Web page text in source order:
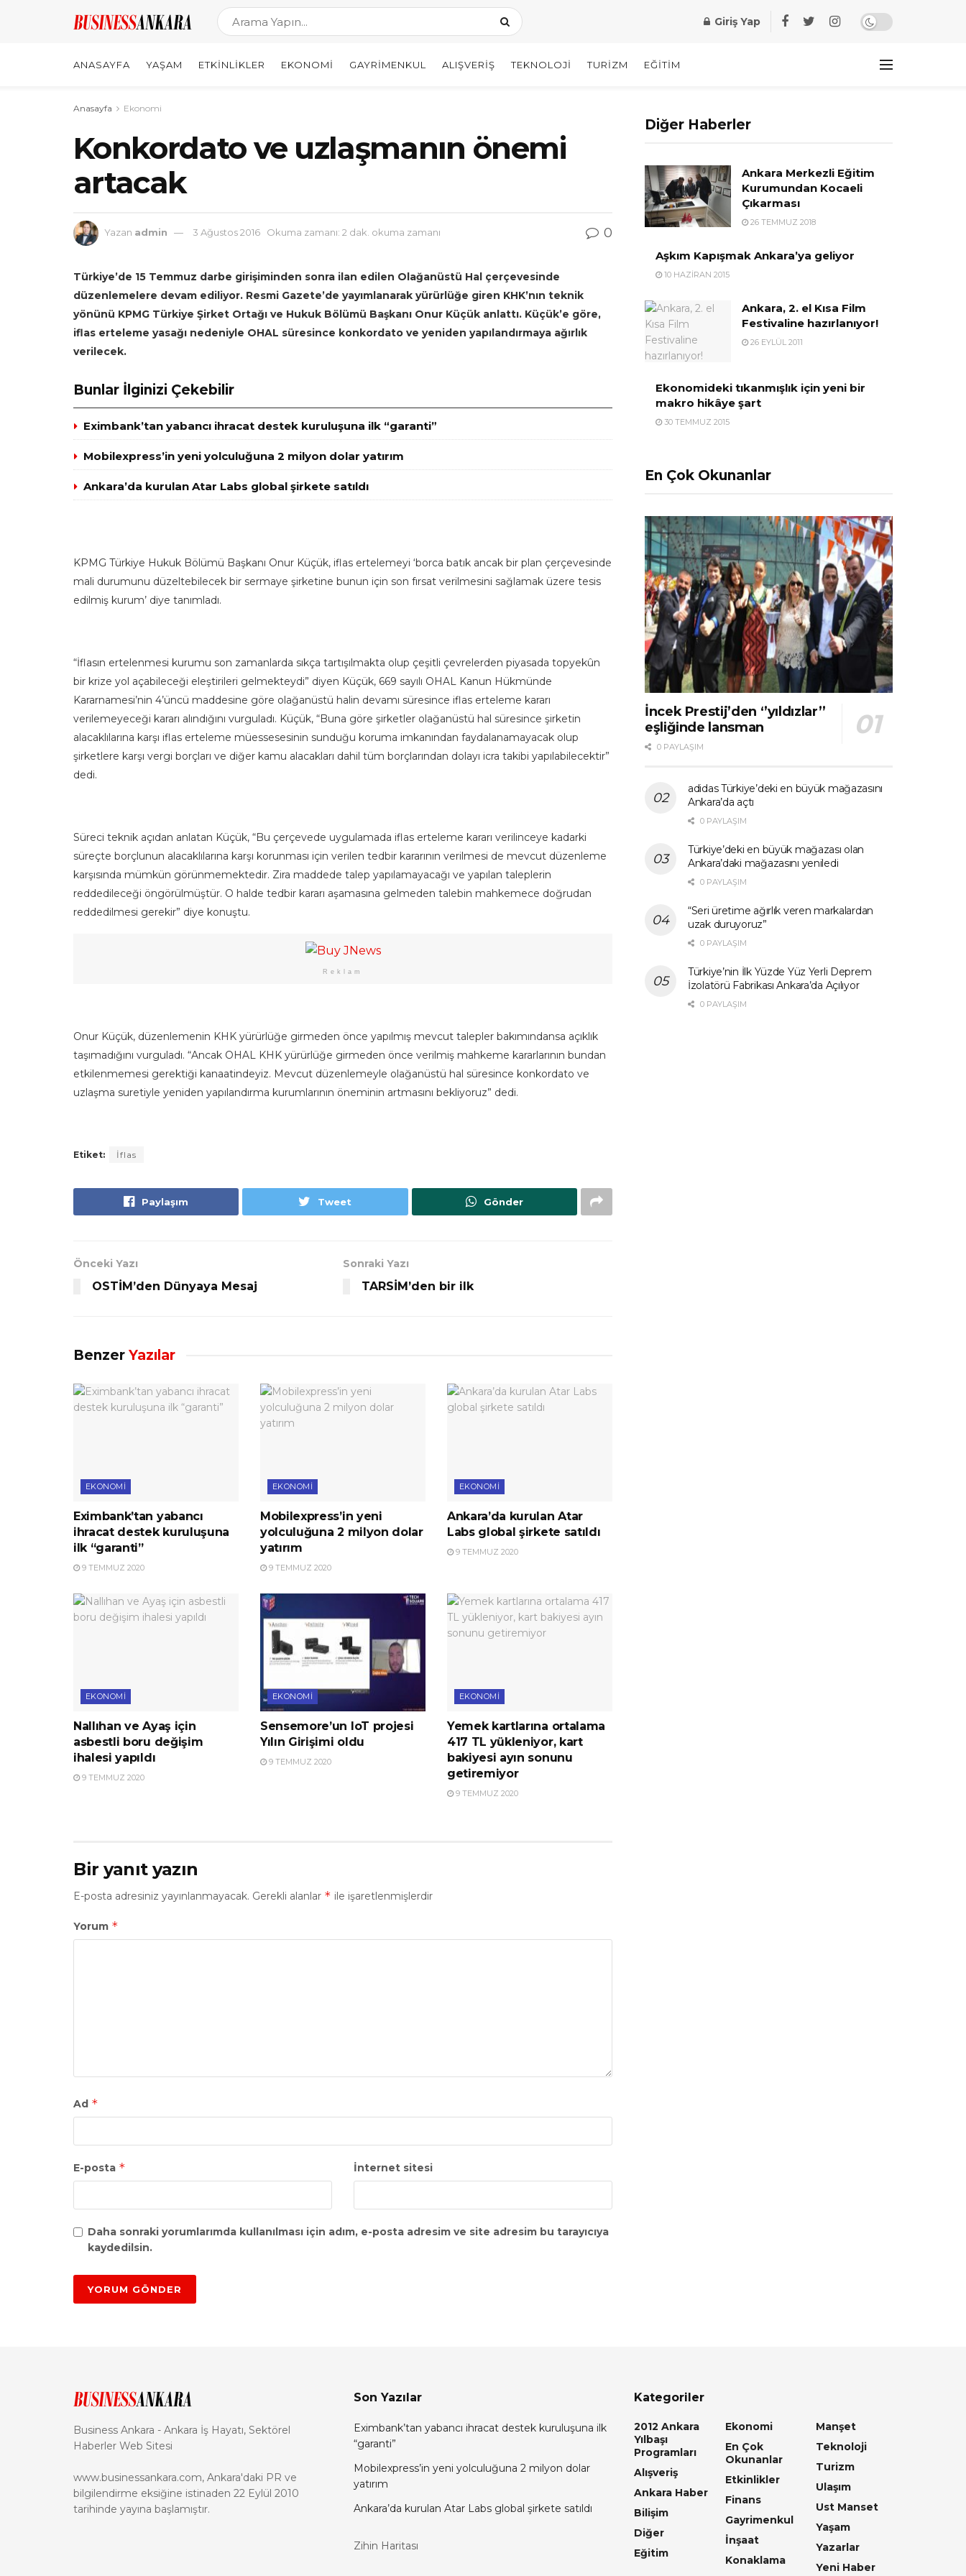
Giriş Yap
ANASAYFA YAŞAM ETKINLIKLER EKONOMI GAYRIMENKUL ALIŞVERIŞ TEKNOLOJI TURIZM EĞITIM
Anasayfa Ekonomi
Konkordato ve uzlaşmanın önemi
artacak
Yazan admin 3 Ağustos 2016 Okuma zamanı: 2 dak. okuma zamanı 0
Türkiye’de 15 Temmuz darbe girişiminden sonra ilan edilen Olağanüstü Hal çerçevesinde
düzenlemelere devam ediliyor. Resmi Gazete’de yayımlanarak yürürlüğe giren KHK’nın teknik
yönünü KPMG Türkiye Şirket Ortağı ve Hukuk Bölümü Başkanı Onur Küçük anlattı. Küçük’e göre,
iflas erteleme yasağı nedeniyle OHAL süresince konkordato ve yeniden yapılandırmaya ağırlık
verilecek.
Bunlar İlginizi Çekebilir
Eximbank’tan yabancı ihracat destek kuruluşuna ilk “garanti”
Mobilexpress’in yeni yolculuğuna 2 milyon dolar yatırım
Ankara’da kurulan Atar Labs global şirkete satıldı
KPMG Türkiye Hukuk Bölümü Başkanı Onur Küçük, iflas ertelemeyi ‘borca batık ancak bir plan çerçevesinde
mali durumunu düzeltebilecek bir sermaye şirketine bunun için son fırsat verilmesini sağlamak üzere tesis
edilmiş kurum’ diye tanımladı.
“İflasın ertelenmesi kurumu son zamanlarda sıkça tartışılmakta olup çeşitli çevrelerden piyasada topyekûn
bir krize yol açabileceği eleştirileri gelmekteydi” diyen Küçük, 669 sayılı OHAL Kanun Hükmünde
Kararnamesi’nin 4’üncü maddesine göre olağanüstü halin devamı süresince iflas erteleme kararı
verilemeyeceği kararı alındığını vurguladı. Küçük, “Buna göre şirketler olağanüstü hal süresince şirketin
alacaklılarına karşı iflas erteleme müessesesinin sunduğu koruma imkanından faydalanamayacak olup
şirketlere karşı vergi borçları ve diğer kamu alacakları dahil tüm borçlarından dolayı icra takibi yapılabilecektir”
dedi.
Süreci teknik açıdan anlatan Küçük, “Bu çerçevede uygulamada iflas erteleme kararı verilinceye kadarki
süreçte borçlunun alacaklılarına karşı korunması için verilen tedbir kararının verilmesi de mevcut düzenleme
karşısında mümkün görünmemektedir. Zira maddede talep yapılamayacağı ve yapılan taleplerin
reddedileceği öngörülmüştür. O halde tedbir kararı aşamasına gelmeden talebin mahkemece doğrudan
reddedilmesi gerekir” diye konuştu.
Reklam
Onur Küçük, düzenlemenin KHK yürürlüğe girmeden önce yapılmış mevcut talepler bakımındansa açıklık
taşımadığını vurguladı. “Ancak OHAL KHK yürürlüğe girmeden önce verilmiş mahkeme kararlarının bundan
etkilenmemesi gerektiği kanaatindeyiz. Mevcut düzenlemeyle olağanüstü hal süresince konkordato ve
uzlaşma suretiyle yeniden yapılandırma kurumlarının öneminin artmasını bekliyoruz” dedi.
Etiket: İflas
Paylaşım Tweet Gönder
Önceki Yazı
OSTİM’den Dünyaya Mesaj
Sonraki Yazı
TARSİM’den bir ilk
Benzer Yazılar
EKONOMI
Eximbank’tan yabancı
ihracat destek kuruluşuna
ilk “garanti”
9 TEMMUZ 2020
EKONOMI
Mobilexpress’in yeni
yolculuğuna 2 milyon dolar
yatırım
9 TEMMUZ 2020
EKONOMI
Ankara’da kurulan Atar
Labs global şirkete satıldı
9 TEMMUZ 2020
EKONOMI
Nallıhan ve Ayaş için
asbestli boru değişim
ihalesi yapıldı
9 TEMMUZ 2020
EKONOMI
Sensemore’un IoT projesi
Yılın Girişimi oldu
9 TEMMUZ 2020
EKONOMI
Yemek kartlarına ortalama
417 TL yükleniyor, kart
bakiyesi ayın sonunu
getiremiyor
9 TEMMUZ 2020
Bir yanıt yazın
E-posta adresiniz yayınlanmayacak. Gerekli alanlar * ile işaretlenmişlerdir
Yorum *
Ad *
E-posta * İnternet sitesi
Daha sonraki yorumlarımda kullanılması için adım, e-posta adresim ve site adresim bu tarayıcıya
kaydedilsin.
Diğer Haberler
Ankara Merkezli Eğitim
Kurumundan Kocaeli
Çıkarması
26 TEMMUZ 2018
Aşkım Kapışmak Ankara’ya geliyor
10 HAZIRAN 2015
Ankara, 2. el Kısa Film
Festivaline hazırlanıyor!
26 EYLÜL 2011
Ekonomideki tıkanmışlık için yeni bir
makro hikâye şart
30 TEMMUZ 2015
En Çok Okunanlar
İncek Prestij’den ‘’yıldızlar’’
eşliğinde lansman
0 PAYLAŞIM
adidas Türkiye’deki en büyük mağazasını
Ankara’da açtı
0 PAYLAŞIM
Türkiye’deki en büyük mağazası olan
Ankara’daki mağazasını yeniledi
0 PAYLAŞIM
“Seri üretime ağırlık veren markalardan
uzak duruyoruz”
0 PAYLAŞIM
Türkiye’nin İlk Yüzde Yüz Yerli Deprem
İzolatörü Fabrikası Ankara’da Açılıyor
0 PAYLAŞIM
Business Ankara - Ankara İş Hayatı, Sektörel
Haberler Web Sitesi
www.businessankara.com, Ankara'daki PR ve
bilgilendirme eksiğine istinaden 22 Eylül 2010
tarihinde yayına başlamıştır.
Son Yazılar
Eximbank’tan yabancı ihracat destek kuruluşuna ilk
“garanti”
Mobilexpress’in yeni yolculuğuna 2 milyon dolar
yatırım
Ankara’da kurulan Atar Labs global şirkete satıldı
Zihin Haritası
Kategoriler
2012 Ankara
Yılbaşı
Programları
Alışveriş
Ankara Haber
Bilişim
Diğer
Eğitim
Ekonomi
En Çok
Okunanlar
Etkinlikler
Finans
Gayrimenkul
İnşaat
Konaklama
Manşet
Teknoloji
Turizm
Ulaşım
Ust Manset
Yaşam
Yazarlar
Yeni Haber